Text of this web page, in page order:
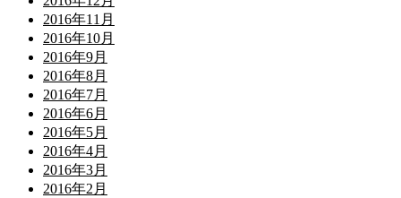
2016年11月
2016年10月
2016年9月
2016年8月
2016年7月
2016年6月
2016年5月
2016年4月
2016年3月
2016年2月